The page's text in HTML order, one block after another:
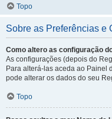
Topo
Sobre as Preferências e
Como altero as configuração
As configurações (depois do
Para alterá-las aceda ao Painel
pode alterar os dados do seu
Topo